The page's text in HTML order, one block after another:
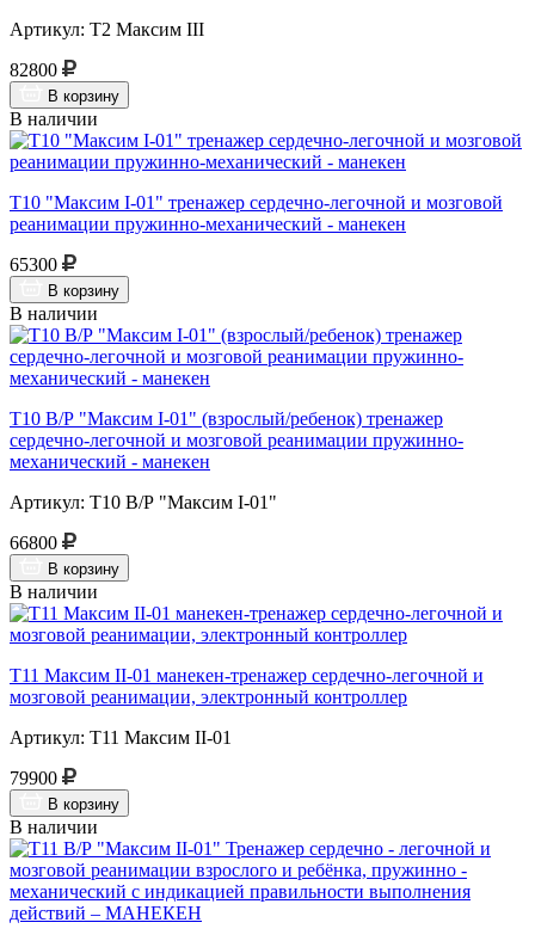
Артикул: Т2 Максим III
82800
В корзину
В наличии
Т10 "Максим I-01" тренажер сердечно-легочной и мозговой
реанимации пружинно-механический - манекен
65300
В корзину
В наличии
Т10 В/Р "Максим I-01" (взрослый/ребенок) тренажер
сердечно-легочной и мозговой реанимации пружинно-
механический - манекен
Артикул: Т10 В/Р "Максим I-01"
66800
В корзину
В наличии
Т11 Максим II-01 манекен-тренажер сердечно-легочной и
мозговой реанимации, электронный контроллер
Артикул: Т11 Максим II-01
79900
В корзину
В наличии